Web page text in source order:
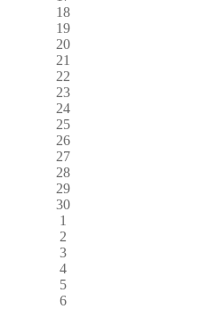
18
19
20
21
22
23
24
25
26
27
28
29
30
1
2
3
4
5
6